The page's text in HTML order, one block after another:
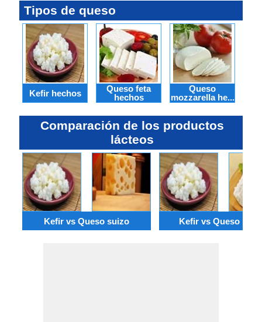
Tipos de queso
Kefir hechos
Queso feta
hechos
Queso
mozzarella he...
Comparación de los productos
lácteos
Kefir vs Queso suizo Kefir vs Queso